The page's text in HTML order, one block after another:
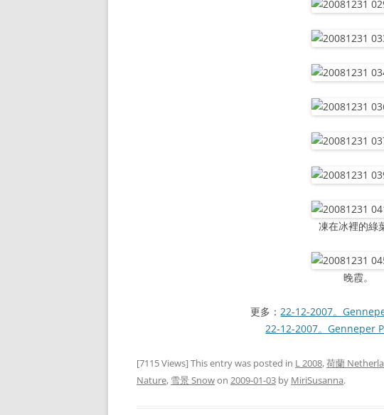
凍在冰裡的綠
晚霞。
更多：22-12-2007。
22-12-2007。Genneper
[7115 Views] This entry was posted in L 2008,荷蘭
Nature, 雪景 Snowon 2009-01-03 by MiriSusanna.